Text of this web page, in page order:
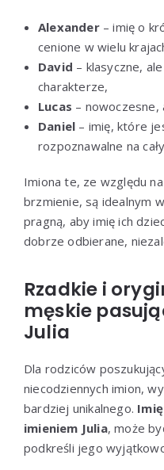
Alexander– imię o
cenione w wielu
David – klasyczne,
charakterze,
Lucas – nowoczesne,
Daniel – imię, które
rozpoznawalne na
Imiona te, ze względu
brzmienie, są idealnym
pragną, aby imię ich
dobrze odbierane,
Rzadkie i
męskie
Julia
Dla rodziców
niecodziennych imion,
bardziej unikalnego.
imieniem Julia, może
podkreśli jego